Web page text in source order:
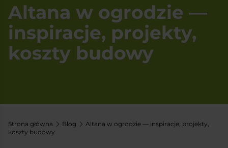
Altana w ogrodzie —
inspiracje, projekty,
koszty budowy
Strona główna Blog
Altana w ogrodzie — inspiracje, projekty,
koszty budowy